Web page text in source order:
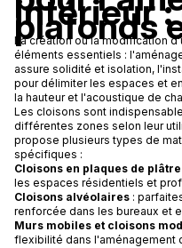
intérieur
plafonds
La création ou la modification
éléments essentiels :
assure solidité et isolation,
pour délimiter les espaces et
la hauteur et l'acoustique de
Les cloisons sont
différentes zones selon leur
propose plusieurs types de
spécifiques :
Cloisons en plaques de plâtre
les espaces résidentiels et
Cloisons alvéolaires :
renforcée dans les bureaux et
Murs mobiles et cloisons
flexibilité dans l'aménagement